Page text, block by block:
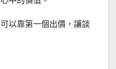
以靠第一個出價，讓談